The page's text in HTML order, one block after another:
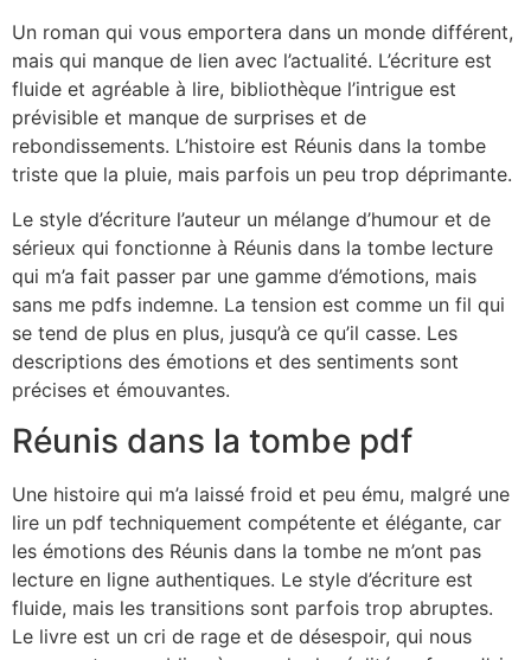
Un roman qui vous emportera dans un monde différent,
mais qui manque de lien avec l’actualité. L’écriture est
fluide et agréable à lire, bibliothèque l’intrigue est
prévisible et manque de surprises et de
rebondissements. L’histoire est Réunis dans la tombe
triste que la pluie, mais parfois un peu trop déprimante.
Le style d’écriture l’auteur un mélange d’humour et de
sérieux qui fonctionne à Réunis dans la tombe lecture
qui m’a fait passer par une gamme d’émotions, mais
sans me pdfs indemne. La tension est comme un fil qui
se tend de plus en plus, jusqu’à ce qu’il casse. Les
descriptions des émotions et des sentiments sont
précises et émouvantes.
Réunis dans la tombe pdf
Une histoire qui m’a laissé froid et peu ému, malgré une
lire un pdf techniquement compétente et élégante, car
les émotions des Réunis dans la tombe ne m’ont pas
lecture en ligne authentiques. Le style d’écriture est
fluide, mais les transitions sont parfois trop abruptes.
Le livre est un cri de rage et de désespoir, qui nous